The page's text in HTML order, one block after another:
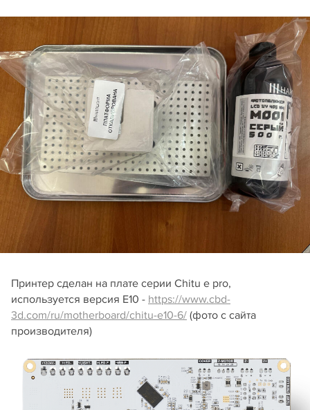
Принтер сделан на плате серии Chitu e pro,
используется версия E10 - https://www.cbd-
3d.com/ru/motherboard/chitu-e10-6/ (фото с сайта
производителя)